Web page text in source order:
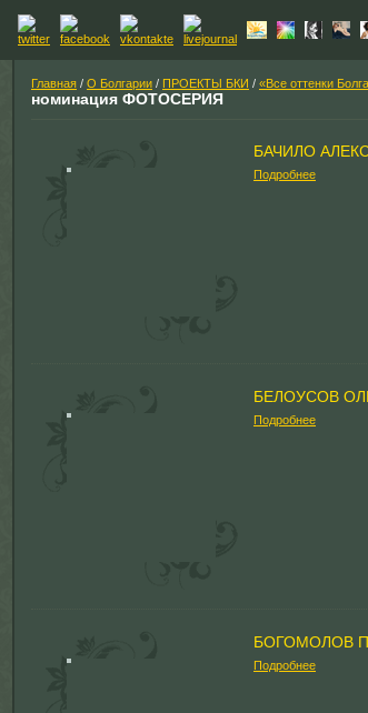
Главная / О Болгарии / ПРОЕКТЫ БКИ / «Все оттенки
номинация ФОТОСЕРИЯ
БАЧИЛО
Подробнее
БЕЛОУСОВ
Подробнее
БОГОМОЛОВ
Подробнее